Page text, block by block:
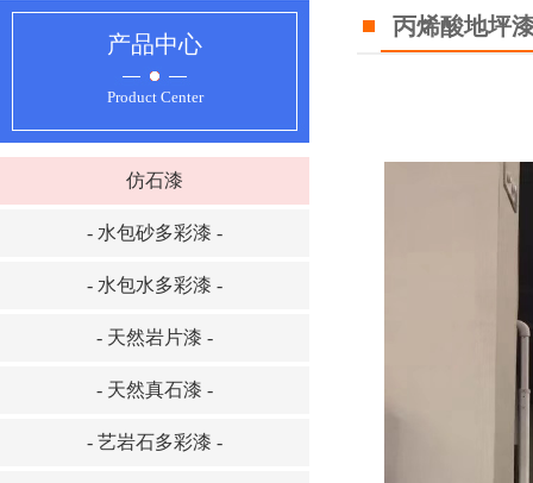
产品中心
Product Center
仿石漆
- 水包砂多彩漆 -
- 水包水多彩漆 -
- 天然岩片漆 -
- 天然真石漆 -
- 艺岩石多彩漆 -
丙烯酸地坪